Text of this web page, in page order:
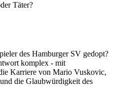
Täter?
des Hamburger SV gedopt?
komplex - mit
Karriere von Mario Vuskovic,
die Glaubwürdigkeit des